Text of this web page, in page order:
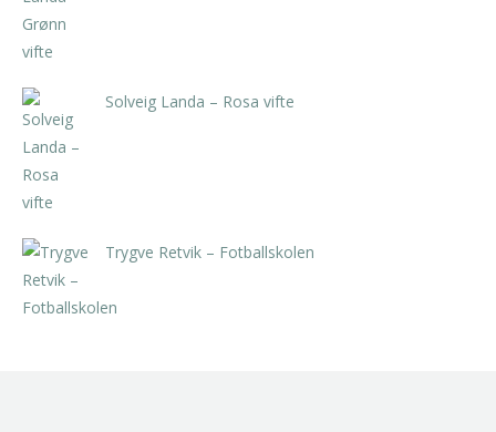
Solveig Landa – Rosa vifte
Trygve Retvik – Fotballskolen